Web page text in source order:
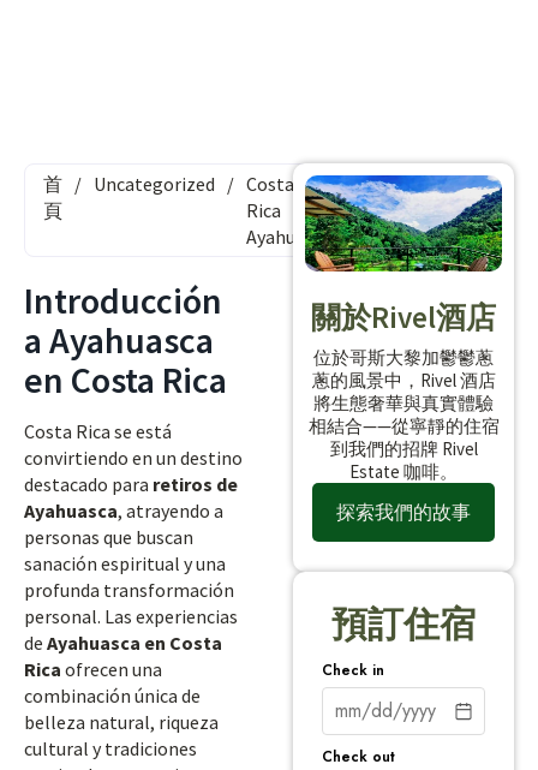
首
頁
/ Uncategorized / Costa
Rica
Ayahuasca
Introducción
a Ayahuasca
en Costa Rica
Costa Rica se está
convirtiendo en un destino
destacado para retiros de
Ayahuasca, atrayendo a
personas que buscan
sanación espiritual y una
profunda transformación
personal. Las experiencias
de Ayahuasca en Costa
Rica ofrecen una
combinación única de
belleza natural, riqueza
cultural y tradiciones
關於Rivel酒店
位於哥斯大黎加鬱鬱蔥
蔥的風景中，Rivel 酒店
將生態奢華與真實體驗
相結合——從寧靜的住宿
到我們的招牌 Rivel
Estate 咖啡。
探索我們的故事
預訂住宿
Check in
Check out